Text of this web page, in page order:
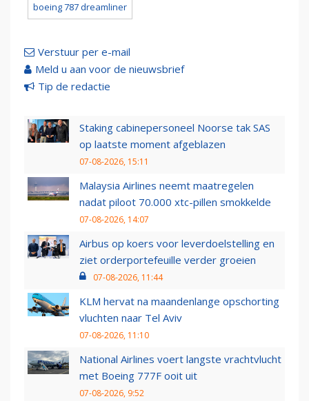
boeing 787 dreamliner
Verstuur per e-mail
Meld u aan voor de nieuwsbrief
Tip de redactie
Staking cabinepersoneel Noorse tak SAS
op laatste moment afgeblazen
07-08-2026, 15:11
Malaysia Airlines neemt maatregelen
nadat piloot 70.000 xtc-pillen smokkelde
07-08-2026, 14:07
Airbus op koers voor leverdoelstelling en
ziet orderportefeuille verder groeien
07-08-2026, 11:44
KLM hervat na maandenlange opschorting
vluchten naar Tel Aviv
07-08-2026, 11:10
National Airlines voert langste vrachtvlucht
met Boeing 777F ooit uit
07-08-2026, 9:52